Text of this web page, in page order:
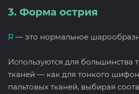
3. Форма острия
R — это нормальное
Используются для большинства
тканей — как для тонкого
пальтовых тканей, выбирая